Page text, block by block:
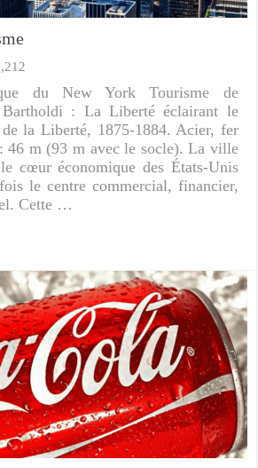
du New York Tourisme de
Bartholdi : La Liberté éclairant le
la Liberté, 1875-1884. Acier, fer
46 m (93 m avec le socle). La ville
cœur économique des États-Unis
le centre commercial, financier,
Cette …